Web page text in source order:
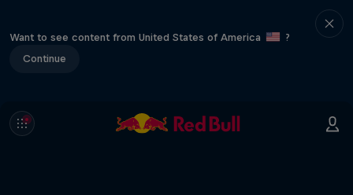
Want to see content from United States of America
?
Continue